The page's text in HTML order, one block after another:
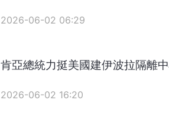
2026-06-02 06:29
肯亞總統力挺美國建伊波拉隔離
2026-06-02 16:20